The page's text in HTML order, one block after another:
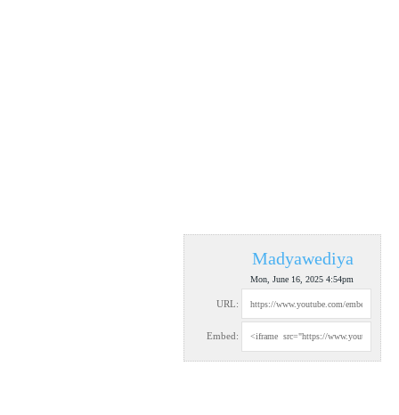
Madyawediya
Mon, June 16, 2025 4:54pm
URL:
Embed: